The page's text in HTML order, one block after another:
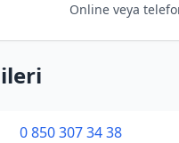
Online veya
0 850 307 34 38